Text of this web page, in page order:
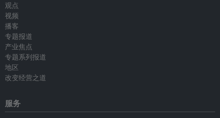
观点
视频
播客
专题报道
产业焦点
专题系列报道
地区
改变经营之道
服务